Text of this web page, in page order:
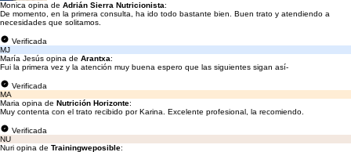
Monica opina de Adrián Sierra Nutricionista:
De momento, en la primera consulta, ha ido todo bastante bien. Buen trato y atendiendo a
necesidades que solitamos.
Verificada
MJ
María Jesús opina de Arantxa:
Fui la primera vez y la atención muy buena espero que las siguientes sigan así-
Verificada
MA
Maria opina de Nutrición Horizonte:
Muy contenta con el trato recibido por Karina. Excelente profesional, la recomiendo.
Verificada
NU
Nuri opina de Trainingweposible: